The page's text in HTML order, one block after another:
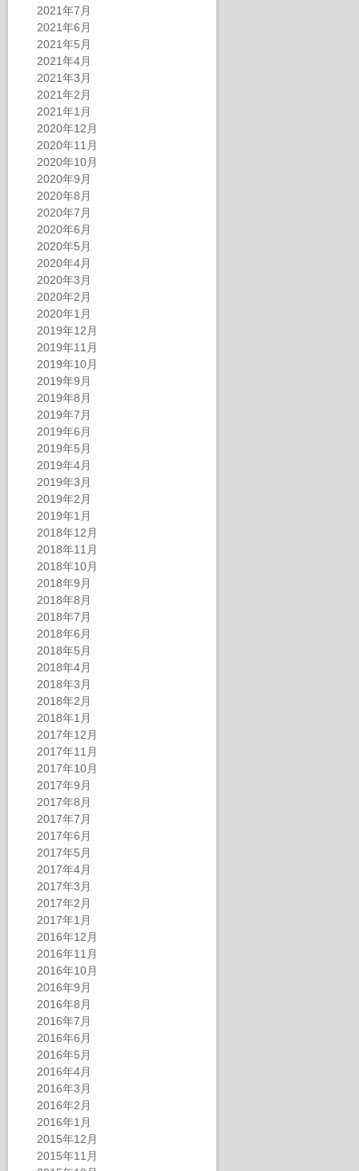
2021年7月
2021年6月
2021年5月
2021年4月
2021年3月
2021年2月
2021年1月
2020年12月
2020年11月
2020年10月
2020年9月
2020年8月
2020年7月
2020年6月
2020年5月
2020年4月
2020年3月
2020年2月
2020年1月
2019年12月
2019年11月
2019年10月
2019年9月
2019年8月
2019年7月
2019年6月
2019年5月
2019年4月
2019年3月
2019年2月
2019年1月
2018年12月
2018年11月
2018年10月
2018年9月
2018年8月
2018年7月
2018年6月
2018年5月
2018年4月
2018年3月
2018年2月
2018年1月
2017年12月
2017年11月
2017年10月
2017年9月
2017年8月
2017年7月
2017年6月
2017年5月
2017年4月
2017年3月
2017年2月
2017年1月
2016年12月
2016年11月
2016年10月
2016年9月
2016年8月
2016年7月
2016年6月
2016年5月
2016年4月
2016年3月
2016年2月
2016年1月
2015年12月
2015年11月